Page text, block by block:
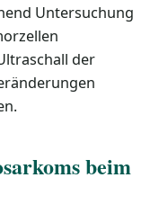
Untersuchung
der
beim